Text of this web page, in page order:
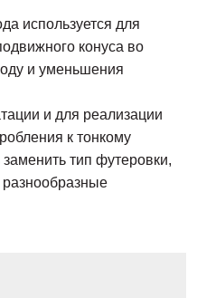
используется для
конуса во
и уменьшения
и для реализации
к тонкому
тип футеровки,
разнообразные